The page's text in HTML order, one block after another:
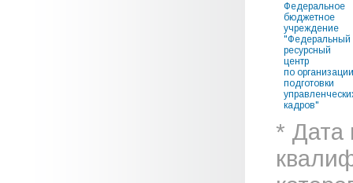
Федеральное
бюджетное
учреждение
"Федеральный
ресурсный
центр
по организации
подготовки
кадров"
* Дата